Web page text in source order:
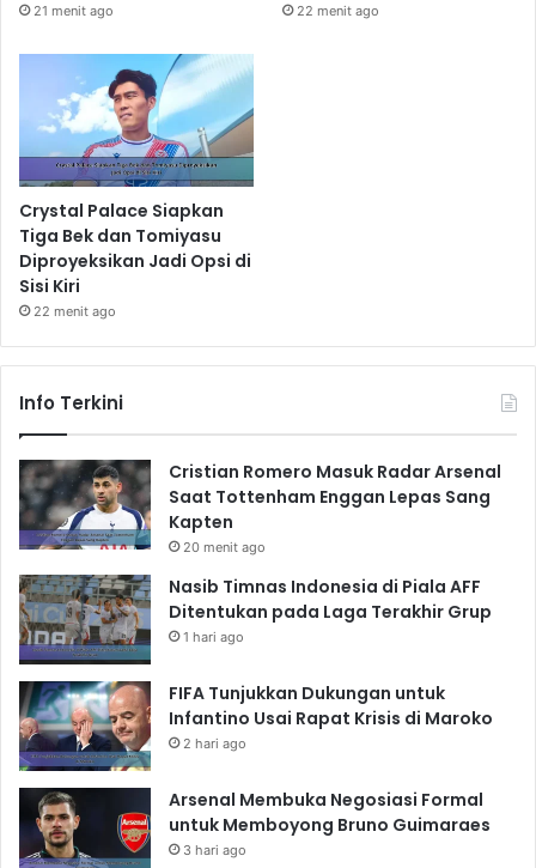
21 menit ago 22 menit ago
Crystal Palace Siapkan
Tiga Bek dan Tomiyasu
Diproyeksikan Jadi Opsi di
Sisi Kiri
22 menit ago
Info Terkini
Cristian Romero Masuk Radar Arsenal
Saat Tottenham Enggan Lepas Sang
Kapten
20 menit ago
Nasib Timnas Indonesia di Piala AFF
Ditentukan pada Laga Terakhir Grup
1 hari ago
FIFA Tunjukkan Dukungan untuk
Infantino Usai Rapat Krisis di Maroko
2 hari ago
Arsenal Membuka Negosiasi Formal
untuk Memboyong Bruno Guimaraes
3 hari ago